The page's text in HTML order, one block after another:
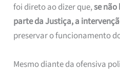
foi direto ao dizer que,se
parte da Justiça, a
preservar o funcionamento
Mesmo diante da ofensiva